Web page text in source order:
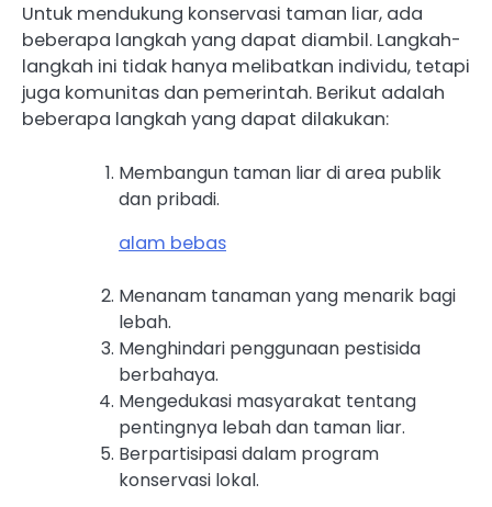
Untuk mendukung konservasi taman liar, ada
beberapa langkah yang dapat diambil. Langkah-
langkah ini tidak hanya melibatkan individu, tetapi
juga komunitas dan pemerintah. Berikut adalah
beberapa langkah yang dapat dilakukan:
Membangun taman liar di area publik
dan pribadi.
alam bebas
Menanam tanaman yang menarik bagi
lebah.
Menghindari penggunaan pestisida
berbahaya.
Mengedukasi masyarakat tentang
pentingnya lebah dan taman liar.
Berpartisipasi dalam program
konservasi lokal.